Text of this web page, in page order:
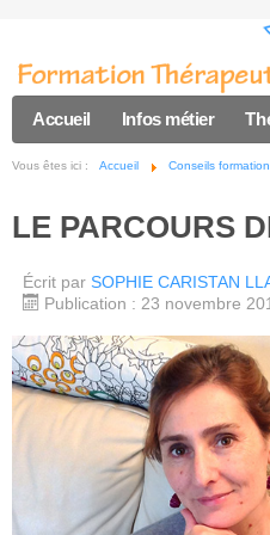
Accueil Infos métier
Vous êtes ici : Accueil Conseils formation
LE PARCOURS
Écrit par SOPHIE CARISTAN
Publication : 23 novembre